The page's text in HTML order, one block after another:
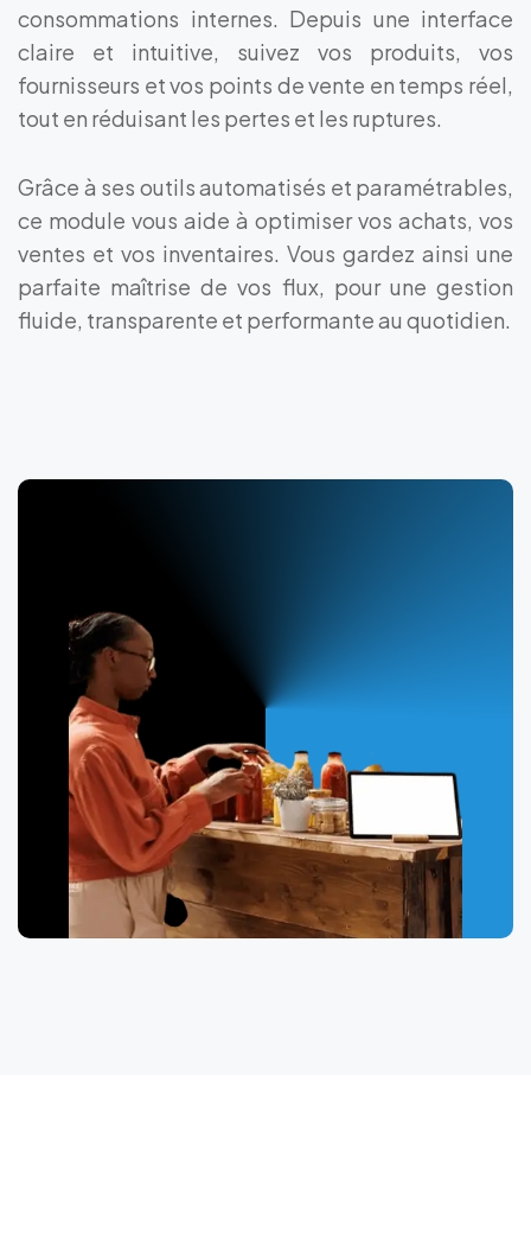
consommations internes. Depuis une interface
claire et intuitive, suivez vos produits, vos
fournisseurs et vos points de vente en temps réel,
tout en réduisant les pertes et les ruptures.
Grâce à ses outils automatisés et paramétrables,
ce module vous aide à optimiser vos achats, vos
ventes et vos inventaires. Vous gardez ainsi une
parfaite maîtrise de vos flux, pour une gestion
fluide, transparente et performante au quotidien.